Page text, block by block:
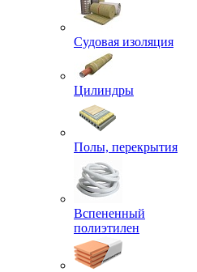
Судовая изоляция
Цилиндры
Полы, перекрытия
Вспененный
полиэтилен